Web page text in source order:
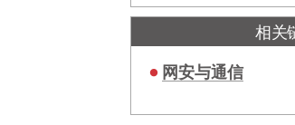
相关
网安与通信